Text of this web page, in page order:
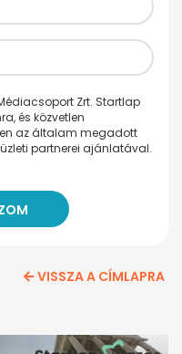
Zrt. Startlap
és közvetlen
az általam megadott
partnerei ajánlatával.
VISSZA A CÍMLAPRA